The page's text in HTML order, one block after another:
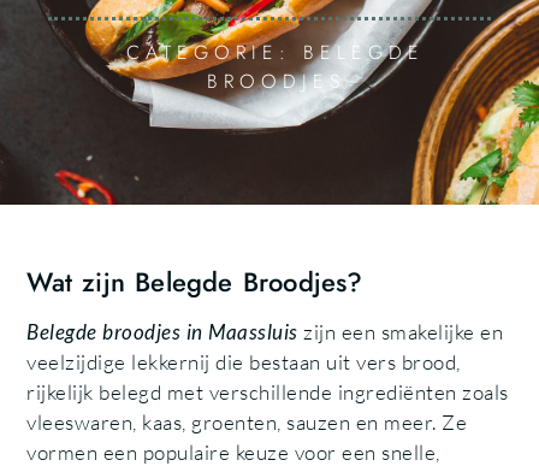
CATEGORIE: BELEGDE
BROODJES
Wat zijn Belegde Broodjes?
Belegde broodjes in Maassluis zijn een smakelijke en
veelzijdige lekkernij die bestaan uit vers brood,
rijkelijk belegd met verschillende ingrediënten zoals
vleeswaren, kaas, groenten, sauzen en meer. Ze
vormen een populaire keuze voor een snelle,